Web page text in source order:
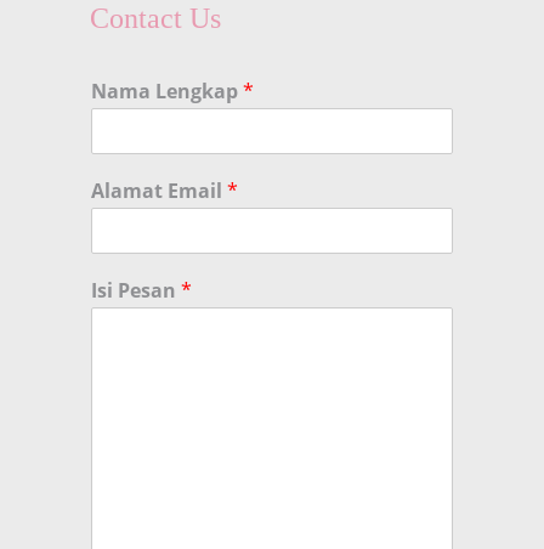
Contact Us
Nama Lengkap*
Alamat Email *
Isi Pesan *